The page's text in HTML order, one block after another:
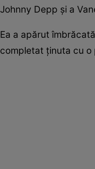
Johnny Depp şi a
Ea a apărut
completat ţinuta cu o